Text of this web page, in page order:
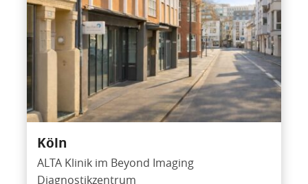
Köln
ALTA Klinik im Beyond Imaging
Diagnostikzentrum